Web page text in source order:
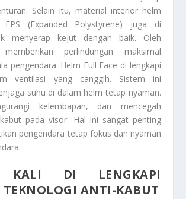
Selain itu, material interior helm
(Expanded Polystyrene) juga di
menyerap kejut dengan baik. Oleh
perlindungan maksimal
pengendara. Helm Full Face di lengkapi
ventilasi yang canggih. Sistem ini
suhu di dalam helm tetap nyaman.
kelembapan, dan mencegah
pada visor. Hal ini sangat penting
pengendara tetap fokus dan nyaman
KALI DI LENGKAPI
TEKNOLOGI ANTI-KABUT